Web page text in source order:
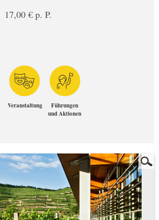
17,00 € p. P.
Veranstaltung
Führungen
und Aktionen